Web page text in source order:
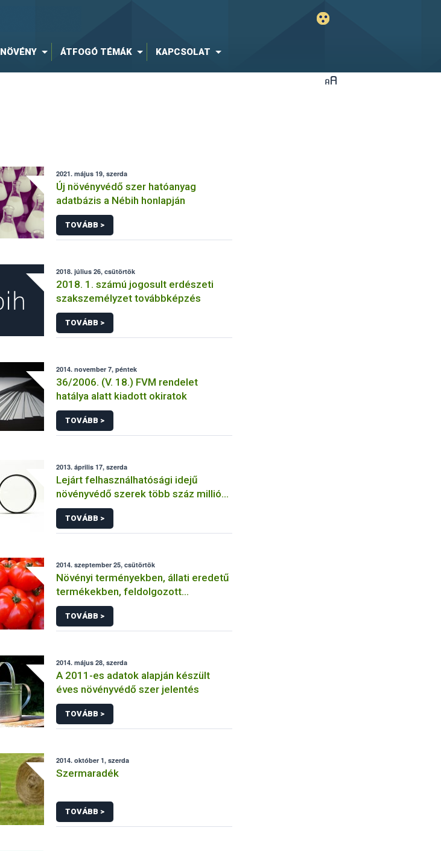
NÖVÉNY ÁTFOGÓ TÉMÁK KAPCSOLAT
2021. május 19, szerda
Új növényvédő szer hatóanyag
adatbázis a Nébih honlapján
TOVÁBB >
2018. július 26, csütörtök
2018. 1. számú jogosult erdészeti
szakszemélyzet továbbképzés
TOVÁBB >
2014. november 7, péntek
36/2006. (V. 18.) FVM rendelet
hatálya alatt kiadott okiratok
TOVÁBB >
2013. április 17, szerda
Lejárt felhasználhatósági idejű
növényvédő szerek több száz milliós
forgalmát derítette fel a NÉBIH
TOVÁBB >
2014. szeptember 25, csütörtök
Növényi terményekben, állati eredetű
termékekben, feldolgozott
élelmiszerekben
TOVÁBB >
2014. május 28, szerda
A 2011-es adatok alapján készült
éves növényvédő szer jelentés
TOVÁBB >
2014. október 1, szerda
Szermaradék
TOVÁBB >